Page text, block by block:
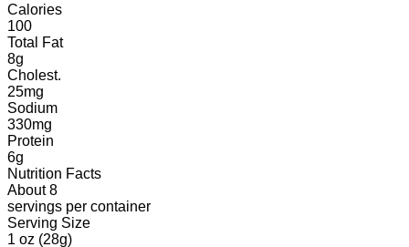
Calories
100
Total Fat
8g
Cholest.
25mg
Sodium
330mg
Protein
6g
Nutrition Facts
About 8
servings per container
Serving Size
1 oz (28g)